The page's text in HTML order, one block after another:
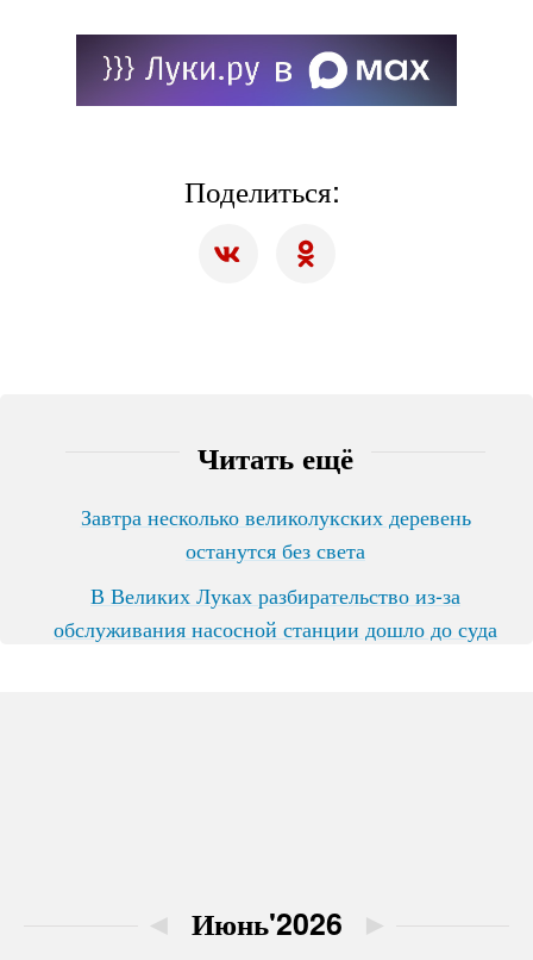
Поделиться:
Читать ещё
Завтра несколько великолукских деревень
останутся без света
В Великих Луках разбирательство из-за
обслуживания насосной станции дошло до суда
◄ Июнь'2026 ►